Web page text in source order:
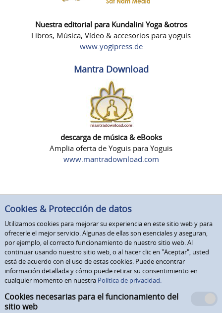
Nuestra editorial para Kundalini Yoga &otros
Libros, Música, Vídeo & accesorios para yoguis
www.yogipress.de
Mantra Download
descarga de música & eBooks
Amplia oferta de Yoguis para Yoguis
www.mantradownload.com
Cookies & Protección de datos
Utilizamos cookies para mejorar su experiencia en este sitio web y para
ofrecerle el mejor servicio. Algunas de ellas son esenciales y aseguran,
por ejemplo, el correcto funcionamiento de nuestro sitio web. Al
continuar usando nuestro sitio web, o al hacer clic en "Aceptar", usted
está de acuerdo con el uso de estas cookies. Puede encontrar
información detallada y cómo puede retirar su consentimiento en
cualquier momento en nuestra Política de privacidad.
Cookies necesarias para el funcionamiento del
sitio web